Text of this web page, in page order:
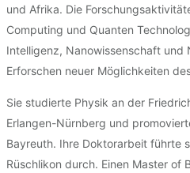
und Afrika. Die
Computing und Quanten
Intelligenz, Nanowissenschaft und
Erforschen neuer Möglichkeiten
Sie studierte Physik an der
Erlangen-Nürnberg und
Bayreuth. Ihre Doktorarbeit führte
Rüschlikon durch. Einen Master of